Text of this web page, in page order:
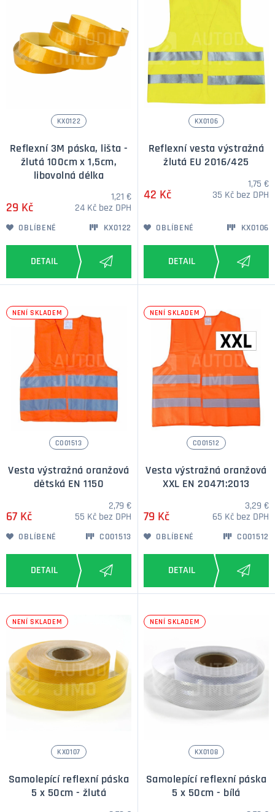
KX0122
Reflexní 3M páska, lišta -
žlutá 100cm x 1,5cm,
libovolná délka
29 Kč
1,21 €
24 Kč bez DPH
OBLÍBENÉ KX0122
KX0106
Reflexní vesta výstražná
žlutá EU 2016/425
42 Kč
1,75 €
35 Kč bez DPH
OBLÍBENÉ KX0106
NENÍ SKLADEM
CO01513
Vesta výstražná oranžová
dětská EN 1150
67 Kč
2,79 €
55 Kč bez DPH
OBLÍBENÉ CO01513
NENÍ SKLADEM
CO01512
Vesta výstražná oranžová
XXL EN 20471:2013
79 Kč
3,29 €
65 Kč bez DPH
OBLÍBENÉ CO01512
NENÍ SKLADEM
KX0107
Samolepící reflexní páska
5 x 50cm - žlutá
NENÍ SKLADEM
KX0108
Samolepící reflexní páska
5 x 50cm - bílá